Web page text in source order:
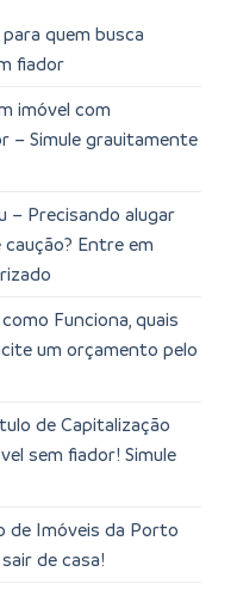
quem busca
fiador
imóvel com
– Simule grauitamente
– Precisando alugar
Entre em
Funciona, quais
um orçamento pelo
de Capitalização
sem fiador! Simule
de Imóveis da Porto
de casa!